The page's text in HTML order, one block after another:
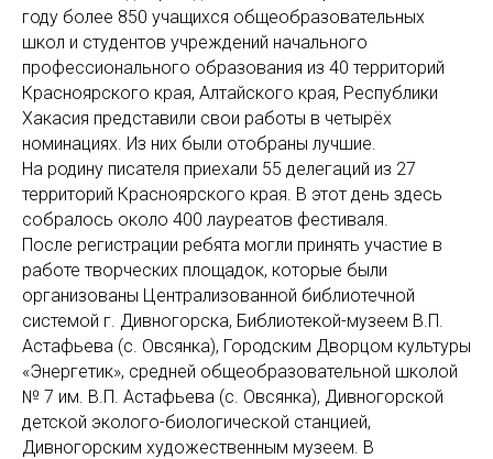
году более 850 учащихся общеобразовательных
школ и студентов учреждений начального
профессионального образования из 40 территорий
Красноярского края, Алтайского края, Республики
Хакасия представили свои работы в четырёх
номинациях. Из них были отобраны лучшие.
На родину писателя приехали 55 делегаций из 27
территорий Красноярского края. В этот день здесь
собралось около 400 лауреатов фестиваля.
После регистрации ребята могли принять участие в
работе творческих площадок, которые были
организованы Централизованной библиотечной
системой г. Дивногорска, Библиотекой-музеем В.П.
Астафьева (с. Овсянка), Городским Дворцом культуры
«Энергетик», средней общеобразовательной школой
№ 7 им. В.П. Астафьева (с. Овсянка), Дивногорской
детской эколого-биологической станцией,
Дивногорским художественным музеем. В